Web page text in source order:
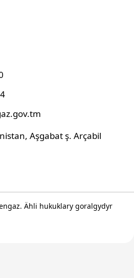
Aşgabat ş. Arçabil
Ähli hukuklary goralgydyr